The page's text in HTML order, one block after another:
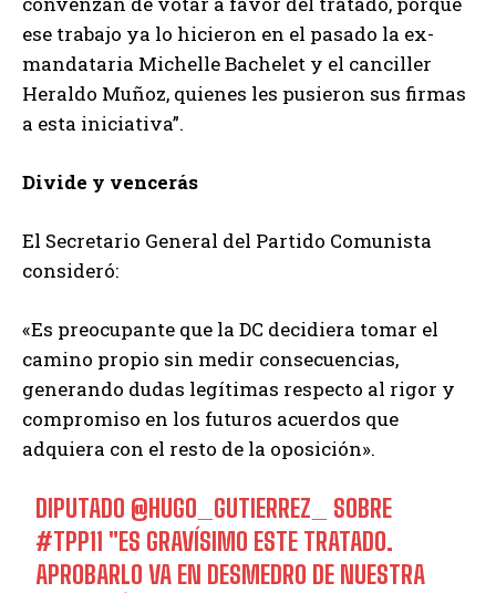
ese trabajo ya lo hicieron en el pasado la ex-
mandataria Michelle Bachelet y el canciller
Heraldo Muñoz, quienes les pusieron sus firmas
a esta iniciativa”.
Divide y vencerás
El Secretario General del Partido Comunista
consideró:
«Es preocupante que la DC decidiera tomar el
camino propio sin medir consecuencias,
generando dudas legítimas respecto al rigor y
compromiso en los futuros acuerdos que
adquiera con el resto de la oposición».
DIPUTADO @HUGO_GUTIERREZ_
SOBRE
#TPP11 "ES GRAVÍSIMO ESTE TRATADO.
APROBARLO VA EN DESMEDRO DE NUESTRA